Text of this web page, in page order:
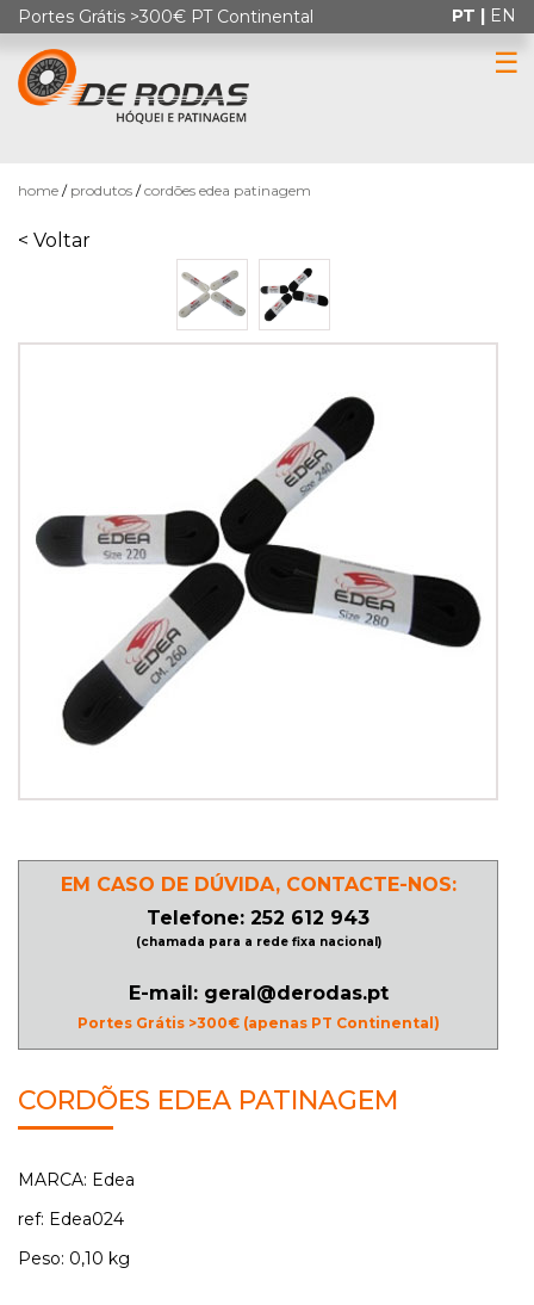
Portes Grátis >300€ PT Continental
PATINAGEM
PATINAGEM
GELO
PROMOÇÕES
/
ROLLER
SKATES
☰
PT | EN
home produtos cordões edea patinagem
< Voltar
EM CASO DE DÚVIDA, CONTACTE-NOS:
Telefone: 252 612 943
(chamada para a rede fixa nacional)
E-mail: geral@derodas.pt
Portes Grátis >300€ (apenas PT Continental)
CORDÕES EDEA PATINAGEM
MARCA: Edea
ref: Edea024
Peso: 0,10 kg